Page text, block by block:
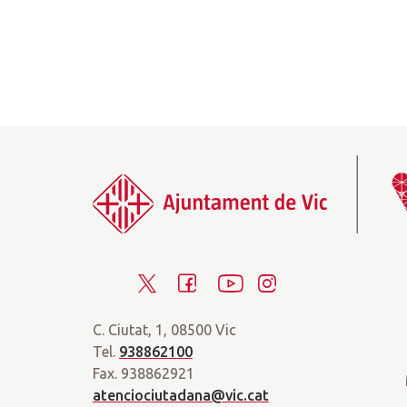
i
t
t
c
b
Y
u
C. Ciutat, 1, 08500 Vic
Tel. 938862100
Fax. 938862921
atenciociutadana@vic.cat